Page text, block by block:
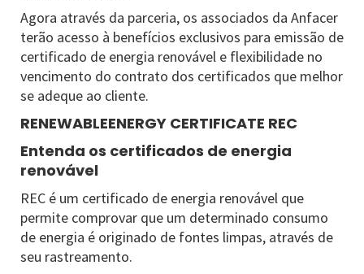
Agora através da parceria, os associados da Anfacer
terão acesso à benefícios exclusivos para emissão de
certificado de energia renovável e flexibilidade no
vencimento do contrato dos certificados que melhor
se adeque ao cliente.
RENEWABLEENERGY CERTIFICATE REC
Entenda os certificados de energia
renovável
REC é um certificado de energia renovável que
permite comprovar que um determinado consumo
de energia é originado de fontes limpas, através de
seu rastreamento.